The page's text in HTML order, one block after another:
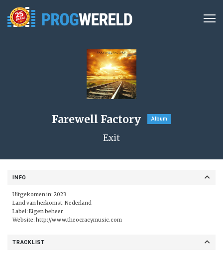
Farewell Factory Album
Exit
INFO
Uitgekomen in: 2023
Land van herkomst: Nederland
Label: Eigen beheer
Website: http://www.theocracymusic.com
TRACKLIST